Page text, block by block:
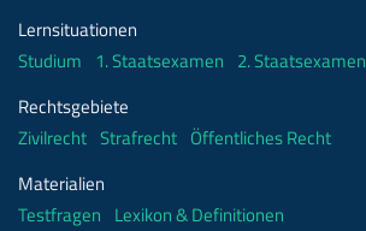
Lernsituationen
Studium 1. Staatsexamen 2. Staatsexamen
Rechtsgebiete
Zivilrecht Strafrecht Öffentliches Recht
Materialien
Testfragen Lexikon & Definitionen